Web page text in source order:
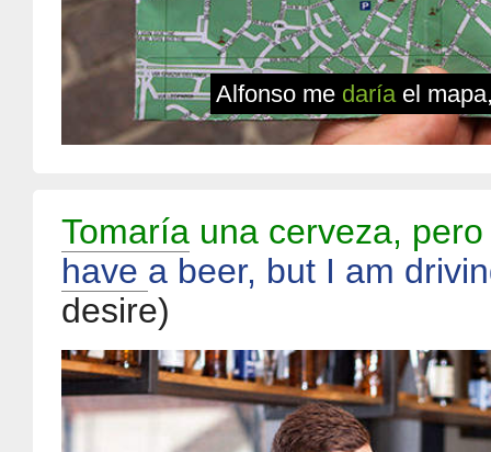
Alfonso me daría el
Tomaría una cerveza,
have a beer, but I am
desire)